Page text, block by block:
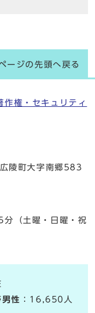
ージの先頭へ戻る
作権・セキュリティ
陵町大字南郷583
（土曜・日曜・祝
男性 ：16,650人